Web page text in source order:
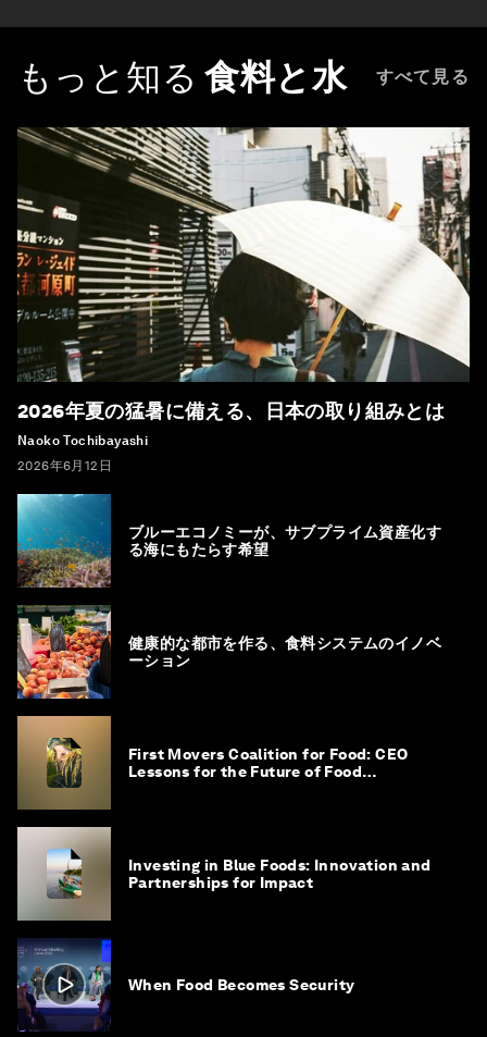
もっと知る 食料と水 すべて見る
2026年夏の猛暑に備える、日本の取り組みとは
Naoko Tochibayashi
2026年6月12日
ブルーエコノミーが、サブプライム資産化す
る海にもたらす希望
健康的な都市を作る、食料システムのイノベ
ーション
First Movers Coalition for Food: CEO
Lessons for the Future of Food
Investing in Blue Foods: Innovation and
Partnerships for Impact
When Food Becomes Security